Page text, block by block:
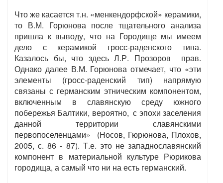
Что же касается т.н. «менкендорфской» керамики,
то В.М. Горюнова после тщательного анализа
пришла к выводу, что на Городище мы имеем
дело с керамикой гросс-раденского типа.
Казалось бы, что здесь Л.Р. Прозоров прав.
Однако далее В.М. Горюнова отмечает, что «эти
элементы (гросс-раденский тип) напрямую
связаны с германским этническим компонентом,
включенным в славянскую среду южного
побережья Балтики, вероятно, с эпохи заселения
данной территории славянскими
первопоселенцами» (Носов, Гюрюнова, Плохов,
2005, с. 86 - 87). Т.е. это не западнославянский
компонент в материальной культуре Рюрикова
городища, а самый что ни на есть германский.